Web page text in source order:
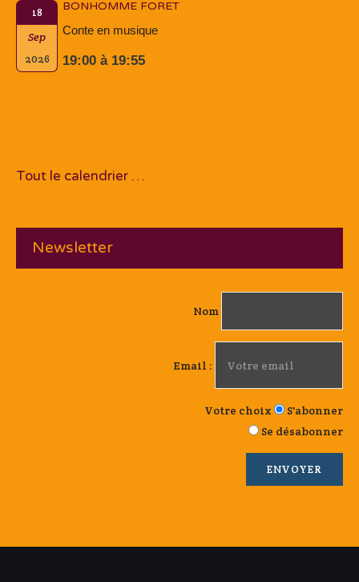
18
Sep
2026
BONHOMME FORET
Conte en musique
19:00 à 19:55
Tout le calendrier …
Newsletter
Nom
Email :
Votre choix
S'abonner
Se désabonner